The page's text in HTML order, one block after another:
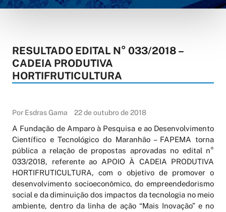
RESULTADO EDITAL N° 033/2018 –
CADEIA PRODUTIVA
HORTIFRUTICULTURA
Por Esdras Gama 22 de outubro de 2018
A Fundação de Amparo à Pesquisa e ao Desenvolvimento
Científico e Tecnológico do Maranhão – FAPEMA torna
pública a relação de propostas aprovadas no edital n°
033/2018, referente ao APOIO À CADEIA PRODUTIVA
HORTIFRUTICULTURA, com o objetivo de promover o
desenvolvimento socioeconômico, do empreendedorismo
social e da diminuição dos impactos da tecnologia no meio
ambiente, dentro da linha de ação “Mais Inovação” e no